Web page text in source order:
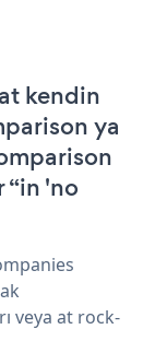
kendin
ya
'no
veya at rock-